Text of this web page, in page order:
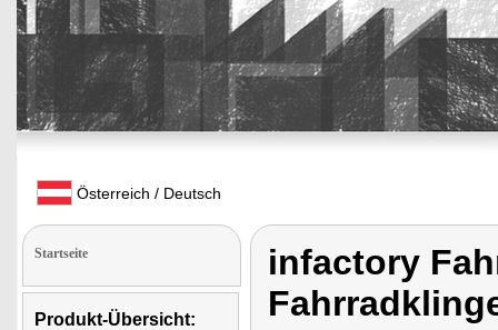
Österreich / Deutsch
Startseite
Produkt-Übersicht:
infactory